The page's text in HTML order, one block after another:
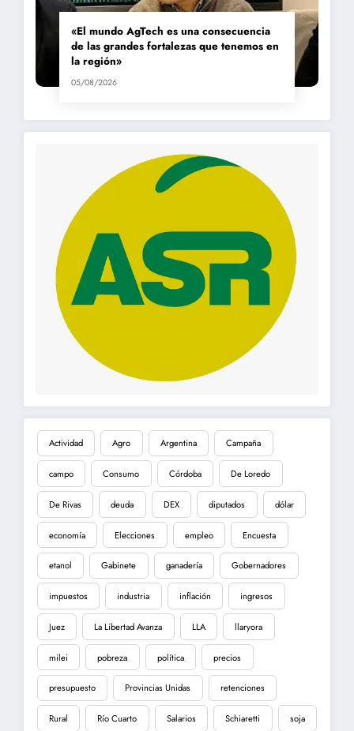
«El mundo AgTech es una consecuencia
de las grandes fortalezas que tenemos en
la región»
05/08/2026
Actividad Agro Argentina Campaña
campo Consumo Córdoba De Loredo
De Rivas deuda DEX diputados dólar
economía Elecciones empleo Encuesta
etanol Gabinete ganadería Gobernadores
impuestos industria inflación ingresos
Juez La Libertad Avanza LLA llaryora
milei pobreza política precios
presupuesto Provincias Unidas retenciones
Rural Río Cuarto Salarios Schiaretti soja